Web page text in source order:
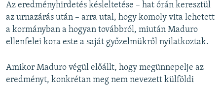
Az eredményhirdetés késleltetése – hat órán keresztül
az urnazárás után – arra utal, hogy komoly vita lehetett
a kormányban a hogyan továbbról, miután Maduro
ellenfelei kora este a saját győzelmükről nyilatkoztak.
Amikor Maduro végül előállt, hogy megünnepelje az
eredményt, konkrétan meg nem nevezett külföldi